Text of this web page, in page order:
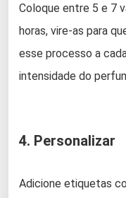
Coloque entre 5 e 7
horas, vire-as para
esse processo a
intensidade do
4. Personalizar
Adicione etiquetas